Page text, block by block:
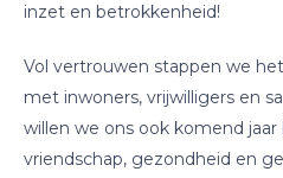
inzet en betrokkenheid!
Vol vertrouwen stappen we
met inwoners, vrijwilligers en
willen we ons ook komend
vriendschap, gezondheid en